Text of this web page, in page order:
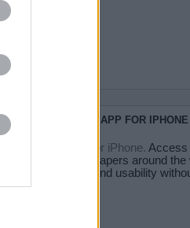
KIOSKO.NET APP FOR
Kiosko.net for iPhone. Access
major newspapers around the
experience and usability